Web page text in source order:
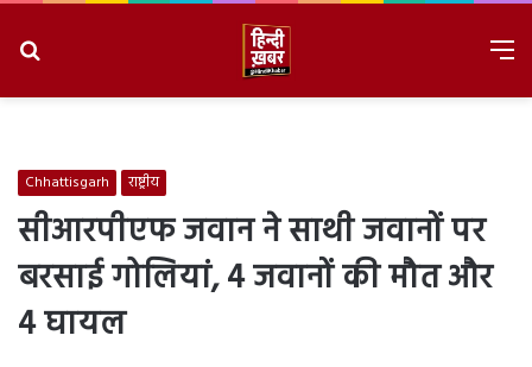
Chhattisgarh राष्ट्रीय
सीआरपीएफ जवान ने साथी जवानों पर
बरसाई गोलियां, 4 जवानों की मौत और
4 घायल